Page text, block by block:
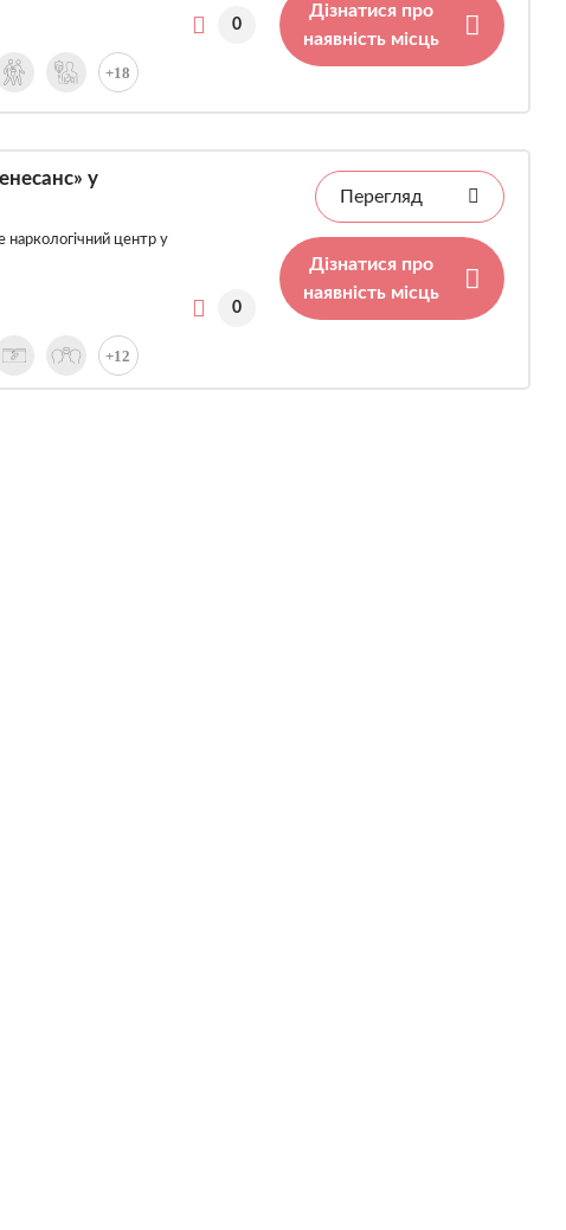
0
+18
Дізнатися про
наявність місць
у
наркологічний центр у
0
+12
Перегляд
Дізнатися про
наявність місць